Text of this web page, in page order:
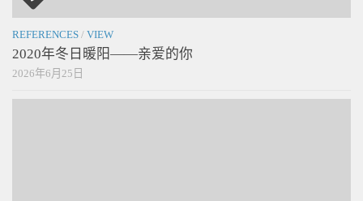
REFERENCES / VIEW
2020年冬日暖阳——亲爱的你
2026年6月25日